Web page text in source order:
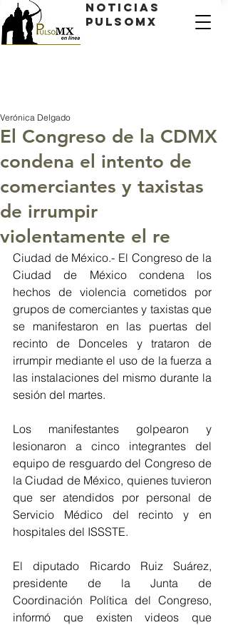
Noticias
PulsoMX
El Congreso de la CDMX
condena el intento de
comerciantes y taxistas
de irrumpir
violentamente el re
Verónica Delgado
Ciudad de México.- El Congreso de la
Ciudad de México condena los
hechos de violencia cometidos por
grupos de comerciantes y taxistas que
se manifestaron en las puertas del
recinto de Donceles y trataron de
irrumpir mediante el uso de la fuerza a
las instalaciones del mismo durante la
sesión del martes.
Los manifestantes golpearon y
lesionaron a cinco integrantes del
equipo de resguardo del Congreso de
la Ciudad de México, quienes tuvieron
que ser atendidos por personal de
Servicio Médico del recinto y en
hospitales del ISSSTE.
El diputado Ricardo Ruiz Suárez,
presidente de la Junta de
Coordinación Política del Congreso,
informó que existen videos que